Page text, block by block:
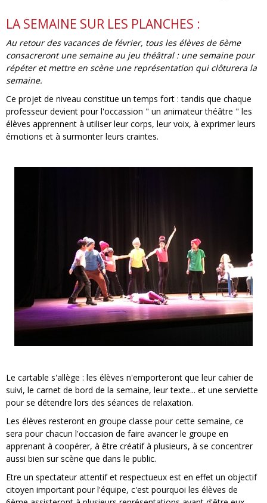
LA SEMAINE SUR LES PLANCHES :
Au retour des vacances de février, tous les élèves de 6ème
consacreront une semaine au jeu théâtral : une semaine pour
répéter et mettre en scène une représentation qui clôturera la
semaine.
Ce projet de niveau constitue un temps fort : tandis que chaque
professeur devient pour l'occassion " un animateur théâtre " les
élèves apprennent à utiliser leur corps, leur voix, à exprimer leurs
émotions et à surmonter leurs craintes.
Le cartable s'allège : les élèves n'emporteront que leur cahier de
suivi, le carnet de bord de la semaine, leur texte... et une serviette
pour se détendre lors des séances de relaxation.
Les élèves resteront en groupe classe pour cette semaine, ce
sera pour chacun l'occasion de faire avancer le groupe en
apprenant à coopérer, à être créatif à plusieurs, à se concentrer
aussi bien sur scène que dans le public.
Etre un spectateur attentif et respectueux est en effet un objectif
citoyen important pour l'équipe, c'est pourquoi les élèves de